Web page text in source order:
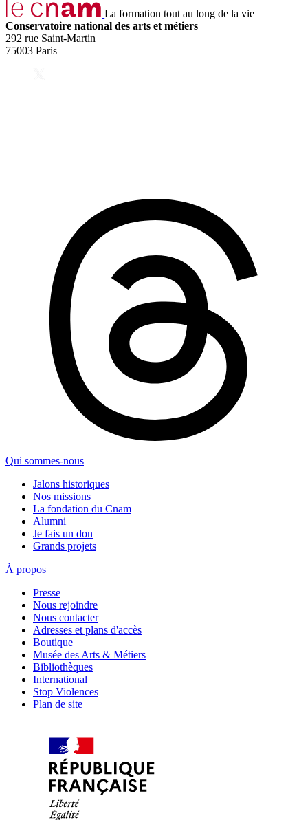
La formation tout au long de la vie
Conservatoire national des arts et métiers
292 rue Saint-Martin
75003 Paris
Qui sommes-nous
Jalons historiques
Nos missions
La fondation du Cnam
Alumni
Je fais un don
Grands projets
À propos
Presse
Nous rejoindre
Nous contacter
Adresses et plans d'accès
Boutique
Musée des Arts & Métiers
Bibliothèques
International
Stop Violences
Plan de site